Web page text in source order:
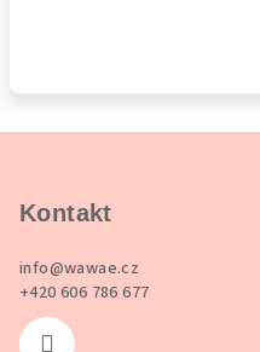
Kontakt
info@wawae.cz
+420 606 786 677